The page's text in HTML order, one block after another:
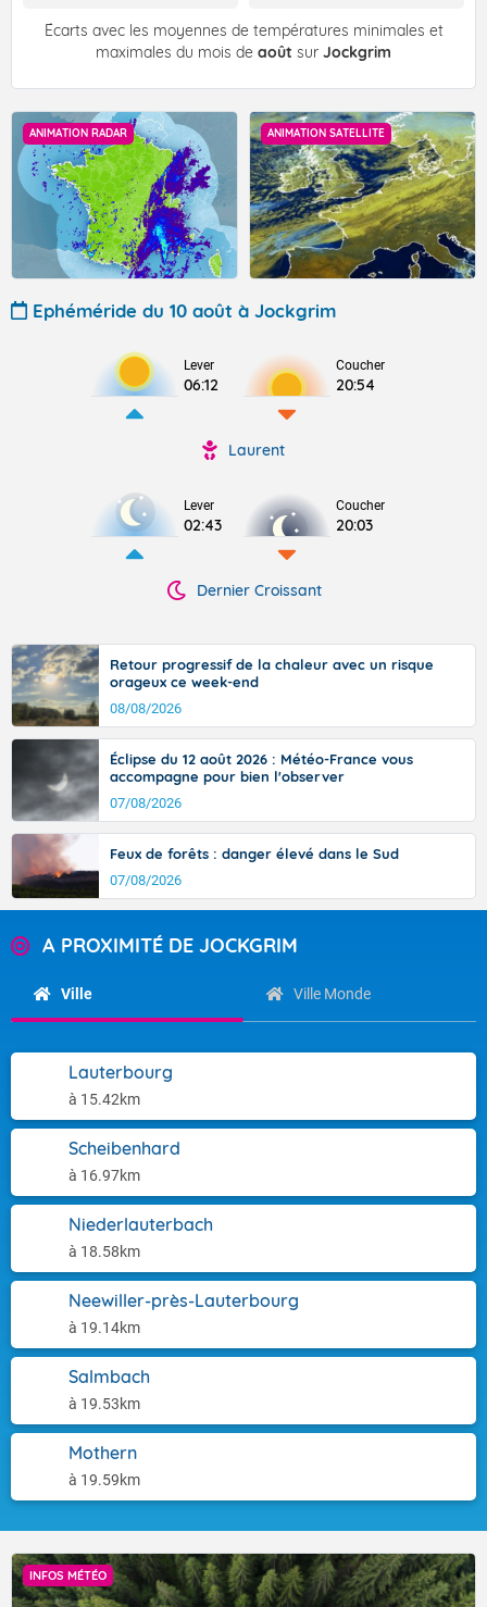
Écarts avec les moyennes de températures minimales et
maximales du mois de août sur Jockgrim
ANIMATION RADAR ANIMATION SATELLITE
Ephéméride du 10 août à Jockgrim
Lever
06:12
Coucher
20:54
Laurent
Lever
02:43
Coucher
20:03
Dernier Croissant
Retour progressif de la chaleur avec un risque
orageux ce week-end
08/08/2026
Éclipse du 12 août 2026 : Météo-France vous
accompagne pour bien l'observer
07/08/2026
Feux de forêts : danger élevé dans le Sud
07/08/2026
A PROXIMITÉ DE JOCKGRIM
Ville Ville Monde
Lauterbourg
à 15.42km
Scheibenhard
à 16.97km
Niederlauterbach
à 18.58km
Neewiller-près-Lauterbourg
à 19.14km
Salmbach
à 19.53km
Mothern
à 19.59km
INFOS MÉTÉO